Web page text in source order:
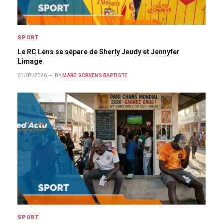
SPORT
Le RC Lens se sépare de Sherly Jeudy et Jennyfer
Limage
01/07/2026 BY MARC GORVENS BAPTISTE
SPORT